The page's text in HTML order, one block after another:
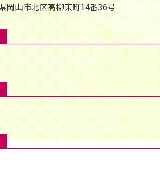
山市北区高柳東町14番36号